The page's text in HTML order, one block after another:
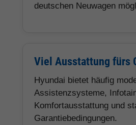
deutschen Neuwagen
Viel Ausstattung fürs
Hyundai bietet häufig
Assistenzsysteme,
Komfortausstattung und
Garantiebedingungen.